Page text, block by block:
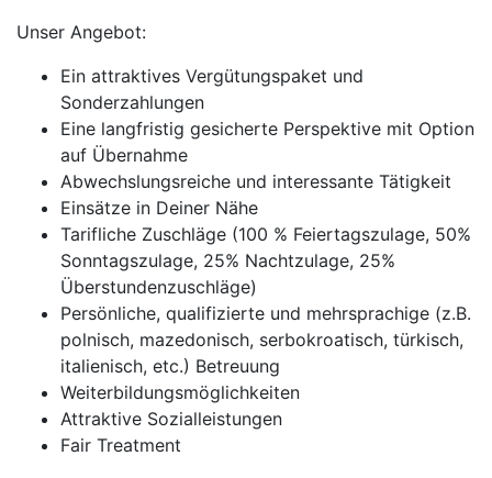
Unser Angebot:
Ein attraktives Vergütungspaket und
Sonderzahlungen
Eine langfristig gesicherte Perspektive mit Option
auf Übernahme
Abwechslungsreiche und interessante Tätigkeit
Einsätze in Deiner Nähe
Tarifliche Zuschläge (100 % Feiertagszulage, 50%
Sonntagszulage, 25% Nachtzulage, 25%
Überstundenzuschläge)
Persönliche, qualifizierte und mehrsprachige (z.B.
polnisch, mazedonisch, serbokroatisch, türkisch,
italienisch, etc.) Betreuung
Weiterbildungsmöglichkeiten
Attraktive Sozialleistungen
Fair Treatment